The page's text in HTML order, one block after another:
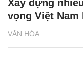
VĂN HÓA
Xây dựng
vọng Việt